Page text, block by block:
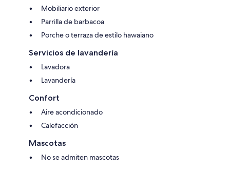
Mobiliario exterior
Parrilla de barbacoa
Porche o terraza de estilo hawaiano
Servicios de lavandería
Lavadora
Lavandería
Confort
Aire acondicionado
Calefacción
Mascotas
No se admiten mascotas